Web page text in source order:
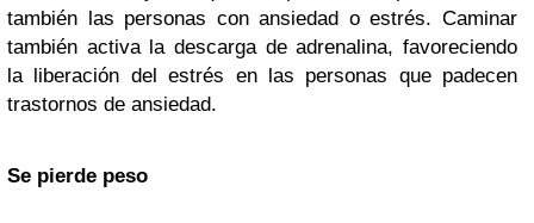
también las personas con ansiedad o estrés. Caminar
también activa la descarga de adrenalina, favoreciendo
la liberación del estrés en las personas que padecen
trastornos de ansiedad.
Se pierde peso